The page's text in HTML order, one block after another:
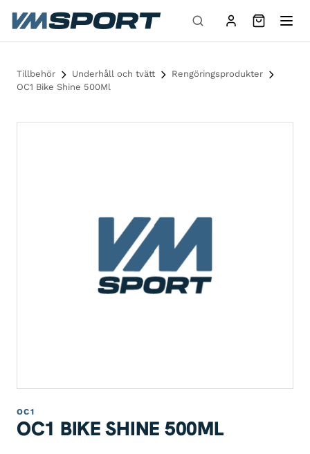
Hoppa till innehåll
Tillbehör Underhåll och tvätt
Rengöringsprodukter
OC1 Bike Shine 500Ml
OC1
OC1 BIKE SHINE 500ML